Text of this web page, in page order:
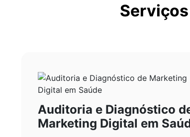
Auditoria e Diagnóstico
Marketing Digital em